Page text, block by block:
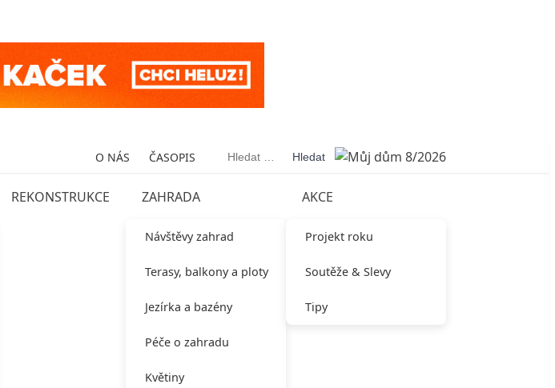
O NÁS ČASOPIS Vyhledávání
REKONSTRUKCE ZAHRADA
Návštěvy zahrad
Terasy, balkony a ploty
Jezírka a bazény
Péče o zahradu
Květiny
AKCE
Projekt roku
Soutěže & Slevy
Tipy